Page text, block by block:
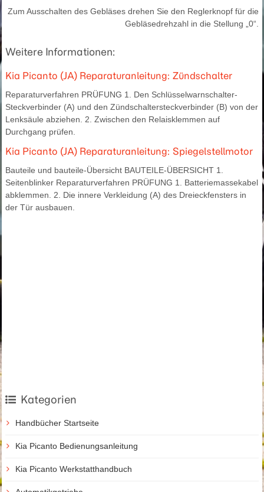
Zum Ausschalten des Gebläses drehen Sie den Reglerknopf für die
Gebläsedrehzahl in die Stellung „0“.
Weitere Informationen:
Kia Picanto (JA) Reparaturanleitung: Zündschalter
Reparaturverfahren PRÜFUNG 1. Den Schlüsselwarnschalter-
Steckverbinder (A) und den Zündschaltersteckverbinder (B) von der
Lenksäule abziehen. 2. Zwischen den Relaisklemmen auf
Durchgang prüfen.
Kia Picanto (JA) Reparaturanleitung: Spiegelstellmotor
Bauteile und bauteile-Übersicht BAUTEILE-ÜBERSICHT 1.
Seitenblinker Reparaturverfahren PRÜFUNG 1. Batteriemassekabel
abklemmen. 2. Die innere Verkleidung (A) des Dreieckfensters in
der Tür ausbauen.
Kategorien
Handbücher Startseite
Kia Picanto Bedienungsanleitung
Kia Picanto Werkstatthandbuch